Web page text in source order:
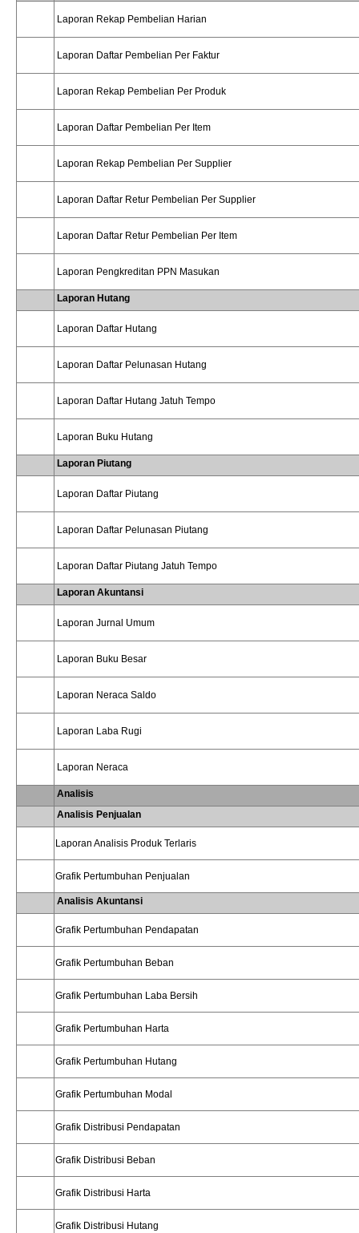
Laporan Rekap Pembelian Harian
Laporan Daftar Pembelian Per Faktur
Laporan Rekap Pembelian Per Produk
Laporan Daftar Pembelian Per Item
Laporan Rekap Pembelian Per Supplier
Laporan Daftar Retur Pembelian Per Supplier
Laporan Daftar Retur Pembelian Per Item
Laporan Pengkreditan PPN Masukan
Laporan Hutang
Laporan Daftar Hutang
Laporan Daftar Pelunasan Hutang
Laporan Daftar Hutang Jatuh Tempo
Laporan Buku Hutang
Laporan Piutang
Laporan Daftar Piutang
Laporan Daftar Pelunasan Piutang
Laporan Daftar Piutang Jatuh Tempo
Laporan Akuntansi
Laporan Jurnal Umum
Laporan Buku Besar
Laporan Neraca Saldo
Laporan Laba Rugi
Laporan Neraca
Analisis
Analisis Penjualan
Laporan Analisis Produk Terlaris
Grafik Pertumbuhan Penjualan
Analisis Akuntansi
Grafik Pertumbuhan Pendapatan
Grafik Pertumbuhan Beban
Grafik Pertumbuhan Laba Bersih
Grafik Pertumbuhan Harta
Grafik Pertumbuhan Hutang
Grafik Pertumbuhan Modal
Grafik Distribusi Pendapatan
Grafik Distribusi Beban
Grafik Distribusi Harta
Grafik Distribusi Hutang